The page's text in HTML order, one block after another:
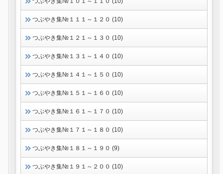
つぶやき集№１１１～１２０ (10)
つぶやき集№１２１～１３０ (10)
つぶやき集№１３１～１４０ (10)
つぶやき集№１４１～１５０ (10)
つぶやき集№１５１～１６０ (10)
つぶやき集№１６１～１７０ (10)
つぶやき集№１７１～１８０ (10)
つぶやき集№１８１～１９０ (9)
つぶやき集№１９１～２００ (10)